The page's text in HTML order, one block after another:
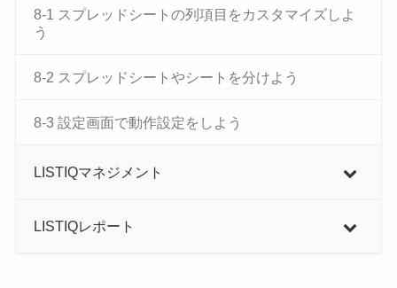
8-1 スプレッドシートの列項目をカスタマイズしよ
う
8-2 スプレッドシートやシートを分けよう
8-3 設定画面で動作設定をしよう
LISTIQマネジメント
LISTIQレポート